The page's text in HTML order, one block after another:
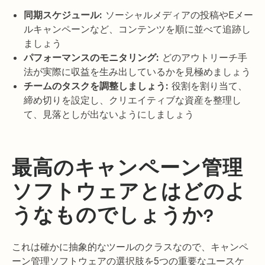
同期スケジュール: ソーシャルメディアの投稿やEメー
ルキャンペーンなど、コンテンツを順に並べて追跡し
ましょう
パフォーマンスのモニタリング: どのアウトリーチ手
法が実際に収益を生み出しているかを見極めましょう
チームのタスクを調整しましょう: 役割を割り当て、
締め切りを設定し、クリエイティブな資産を整理し
て、見落としが出ないようにしましょう
最高のキャンペーン管理
ソフトウェアとはどのよ
うなものでしょうか?
これは確かに抽象的なツールのクラスなので、キャンペ
ーン管理ソフトウェアの選択肢を5つの重要なユースケ